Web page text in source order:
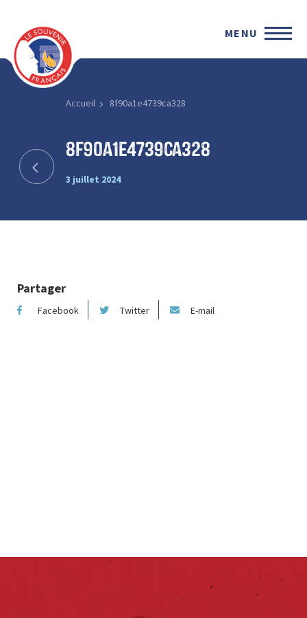
MENU
Accueil 8f90a1e4739ca328
8f90a1e4739ca328
3 juillet 2024
Partager
Facebook Twitter E-mail